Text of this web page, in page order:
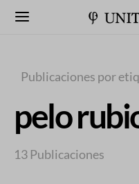
Publicaciones por
pelo
13 Publicaciones